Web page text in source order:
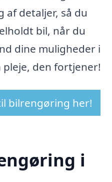
af detaljer, så du
bil, når du
dine muligheder i
pleje, den fortjener!
bilrengøring her!
i